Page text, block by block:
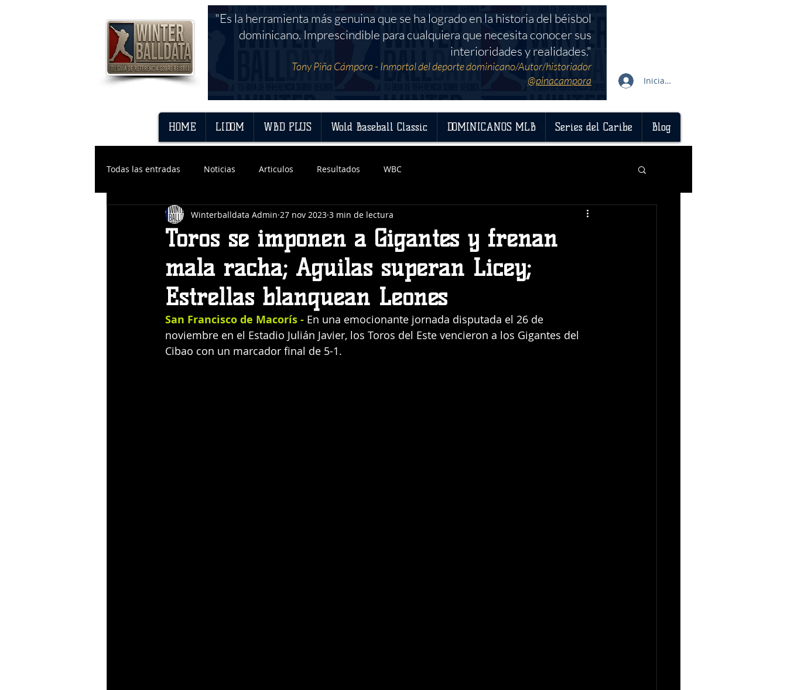
Iniciar sesión
HOME LIDOM WBD PLUS Wold Baseball Classic DOMINICANOS MLB Series del Caribe Blog
"Es la herramienta más genuina que se ha logrado en la historia del béisbol
dominicano. Imprescindible para cualquiera que necesita conocer sus
interioridades y realidades."
Tony Piña Cámpora - Inmortal del deporte dominicano/Autor/historiador
@pinacampora
Todas las entradas Noticias Articulos Resultados WBC
Toros se imponen a Gigantes y frenan
mala racha; Aguilas superan Licey;
Estrellas blanquean Leones
Winterballdata Admin 27 nov 2023 3 min de lectura
San Francisco de Macorís - En una emocionante jornada disputada el 26 de
noviembre en el Estadio Julián Javier, los Toros del Este vencieron a los Gigantes del
Cibao con un marcador final de 5-1.